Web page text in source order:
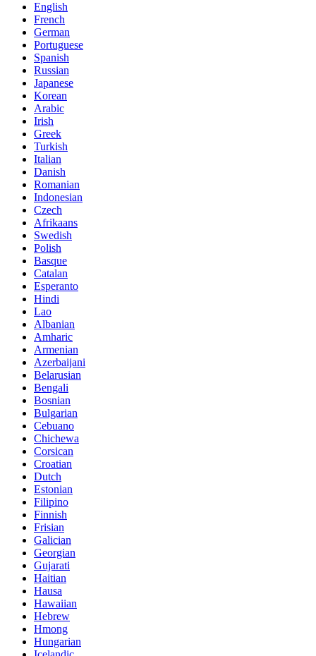
English
French
German
Portuguese
Spanish
Russian
Japanese
Korean
Arabic
Irish
Greek
Turkish
Italian
Danish
Romanian
Indonesian
Czech
Afrikaans
Swedish
Polish
Basque
Catalan
Esperanto
Hindi
Lao
Albanian
Amharic
Armenian
Azerbaijani
Belarusian
Bengali
Bosnian
Bulgarian
Cebuano
Chichewa
Corsican
Croatian
Dutch
Estonian
Filipino
Finnish
Frisian
Galician
Georgian
Gujarati
Haitian
Hausa
Hawaiian
Hebrew
Hmong
Hungarian